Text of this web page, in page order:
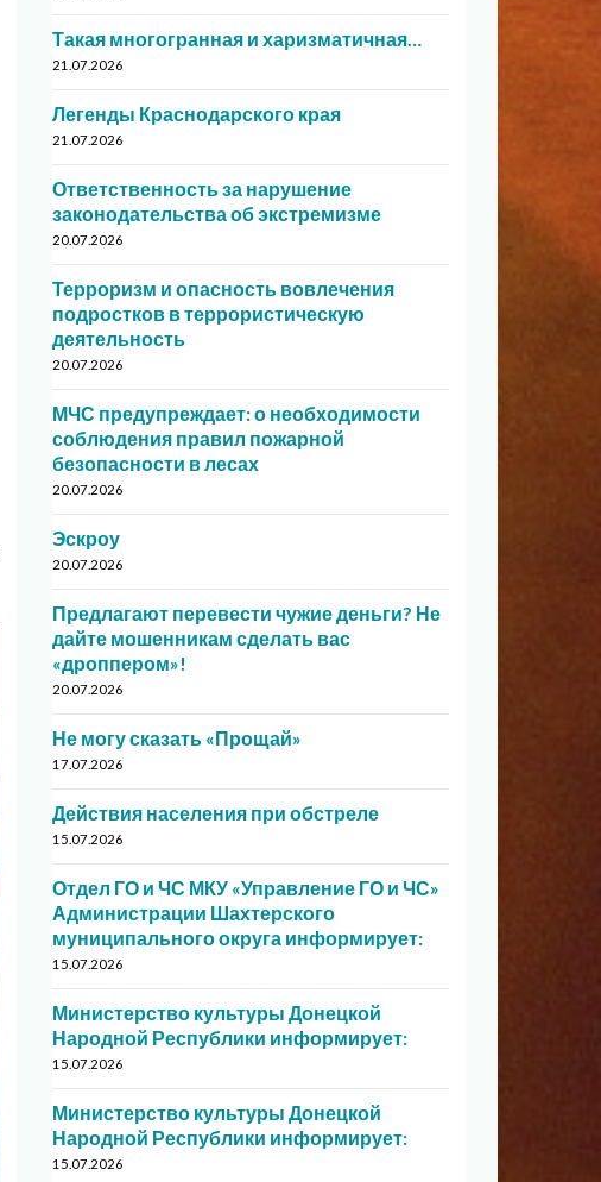
Такая многогранная и харизматичная…
21.07.2026
Легенды Краснодарского края
21.07.2026
Ответственность за нарушение
законодательства об экстремизме
20.07.2026
Терроризм и опасность вовлечения
подростков в террористическую
деятельность
20.07.2026
МЧС предупреждает: о необходимости
соблюдения правил пожарной
безопасности в лесах
20.07.2026
Эскроу
20.07.2026
Предлагают перевести чужие деньги? Не
дайте мошенникам сделать вас
«дроппером»!
20.07.2026
Не могу сказать «Прощай»
17.07.2026
Действия населения при обстреле
15.07.2026
Отдел ГО и ЧС МКУ «Управление ГО и ЧС»
Администрации Шахтерского
муниципального округа информирует:
15.07.2026
Министерство культуры Донецкой
Народной Республики информирует:
15.07.2026
Министерство культуры Донецкой
Народной Республики информирует:
15.07.2026